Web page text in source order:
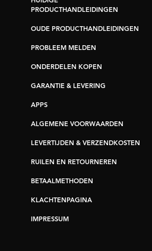
PRODUCTHANDLEIDINGEN
OUDE PRODUCTHANDLEIDINGEN
PROBLEEM MELDEN
ONDERDELEN KOPEN
GARANTIE & LEVERING
APPS
ALGEMENE VOORWAARDEN
LEVERTIJDEN & VERZENDKOSTEN
RUILEN EN RETOURNEREN
BETAALMETHODEN
KLACHTENPAGINA
IMPRESSUM